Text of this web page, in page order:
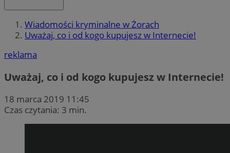
Wiadomości kryminalne w Żorach
Uważaj, co i od kogo kupujesz w Internecie!
reklama
Uważaj, co i od kogo kupujesz w Internecie!
18 marca 2019 11:45
Czas czytania: 3 min.